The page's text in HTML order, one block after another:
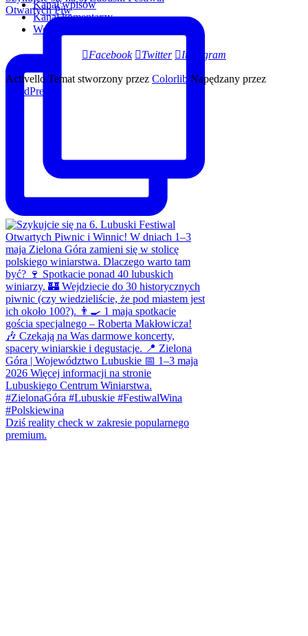
Otwartych Piw
Dziś reality check w zakresie popularnego
premium.
Kanał wpisów
Kanał komentarzy
WordPress.org
Facebook Twitter Instagram
Activello Temat stworzony przez Colorlib Napędzany przez
WordPress